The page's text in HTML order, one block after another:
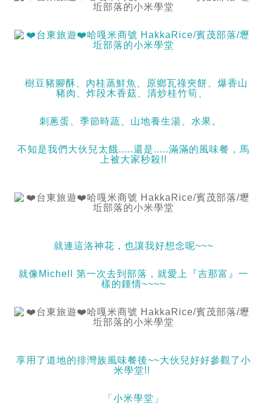
樹豆豬腳酥、內桂蒸鮮魚、原鄉瓦祿夾餅、爆香山
豬肉、炸段木香菇、清炒桂竹筍、
刺蔥蛋、季節時蔬、山地養生湯、水果。
不知是我們大伙兒太餓.....還是.....滿滿的風味餐，馬
上被大家秒殺!!
就連這洛神花，也讓我好想念呢~~~
就像Michell 第一次去到部落，就愛上『吉那富』一
樣的鍾情~~~~
享用了道地的排灣族風味餐後~~大伙兒好好參觀了小
米學堂!!
「小米學堂」